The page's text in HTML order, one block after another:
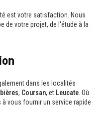
est votre satisfaction. Nous
de votre projet, de l'étude à la
dans les localités
, Coursan, et Leucate . Où
vous fournir un service rapide